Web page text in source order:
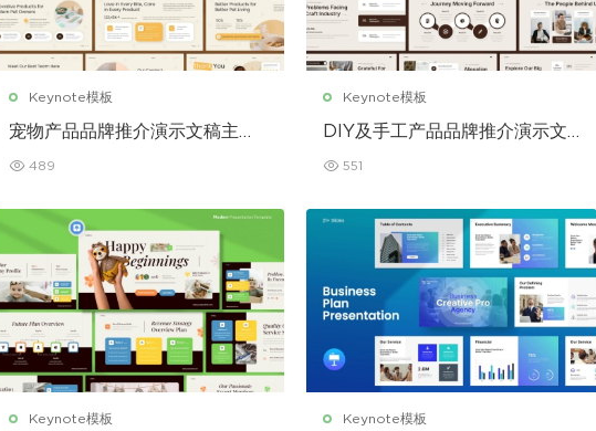
Keynote模板
宠物产品品牌推介演示文稿主题
489
Keynote模板
DIY及手工产品品牌推介演示文
551
Keynote模板 Keynote模板